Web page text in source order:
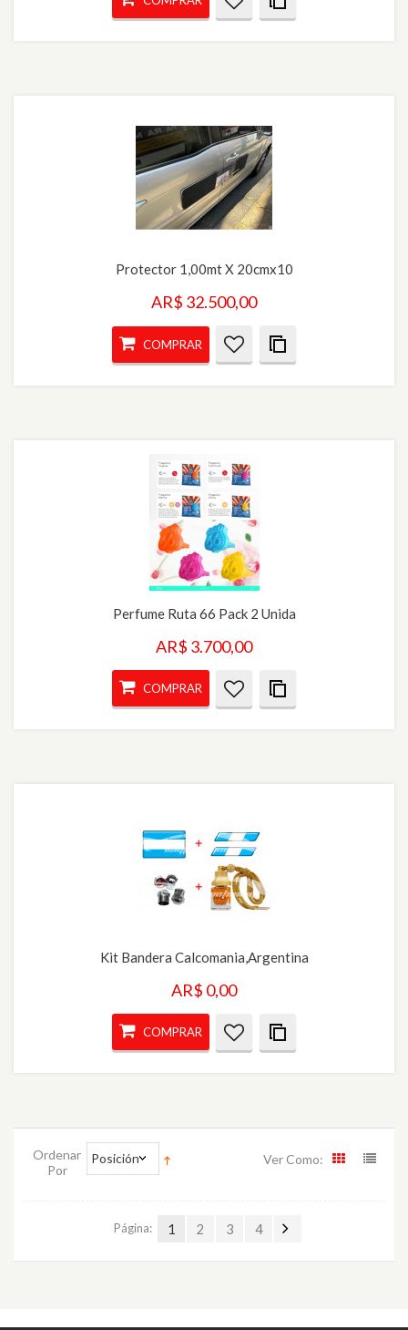
Protector 1,00mt X 20cmx10
AR$ 32.500,00
COMPRAR
Perfume Ruta 66 Pack 2 Unida
AR$ 3.700,00
COMPRAR
Kit Bandera Calcomania,argentina
AR$ 0,00
COMPRAR
Ordenar
Por
Posición Ver Como:
Página: 1 2 3 4